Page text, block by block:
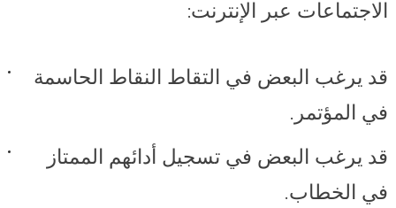
الاجتماعات عبر الإنترنت:
قد يرغب البعض في التقاط النقاط الحاسمة
في المؤتمر.
قد يرغب البعض في تسجيل أدائهم الممتاز
في الخطاب.